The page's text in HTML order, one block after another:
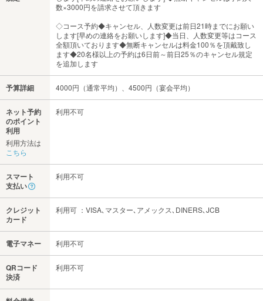
数×3000円を請求させて頂きます
◇コース予約◆キャンセル、人数変更は前日21時までにお願い
します[早めの連絡をお願いします]◆当日、人数変更等はコース
全額頂いております◆無断キャンセルは料金100％を頂戴致し
ます◆20名様以上の予約は6日前～前日25％のキャンセル規定
を追加します
予算詳細 4000円（通常平均）、4500円（宴会平均）
ネット予約
のポイント
利用
利用方法は
こちら
利用不可
スマート
支払い
利用不可
クレジット
カード
利用可 ：VISA､マスター､アメックス､DINERS､JCB
電子マネー 利用不可
QRコード
決済
利用不可